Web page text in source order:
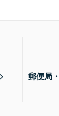
郵便局